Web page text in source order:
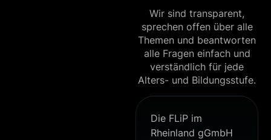
Wir sind transparent,
sprechen offen über alle
Themen und beantworten
alle Fragen einfach und
verständlich für jede
Alters- und Bildungsstufe.
Die FLiP im
Rheinland gGmbH